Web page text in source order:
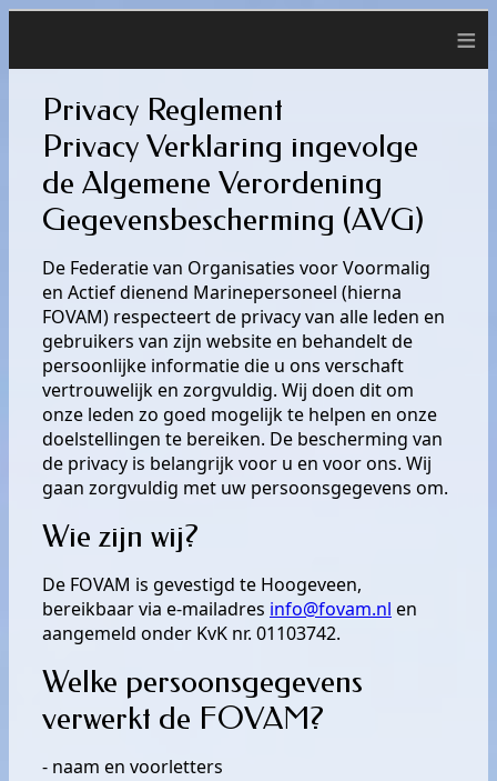
≡
Privacy Reglement
Privacy Verklaring ingevolge
de Algemene Verordening
Gegevensbescherming (AVG)
De Federatie van Organisaties voor Voormalig
en Actief dienend Marinepersoneel (hierna
FOVAM) respecteert de privacy van alle leden en
gebruikers van zijn website en behandelt de
persoonlijke informatie die u ons verschaft
vertrouwelijk en zorgvuldig. Wij doen dit om
onze leden zo goed mogelijk te helpen en onze
doelstellingen te bereiken. De bescherming van
de privacy is belangrijk voor u en voor ons. Wij
gaan zorgvuldig met uw persoonsgegevens om.
Wie zijn wij?
De FOVAM is gevestigd te Hoogeveen,
bereikbaar via e-mailadres info@fovam.nl en
aangemeld onder KvK nr. 01103742.
Welke persoonsgegevens
verwerkt de FOVAM?
- naam en voorletters